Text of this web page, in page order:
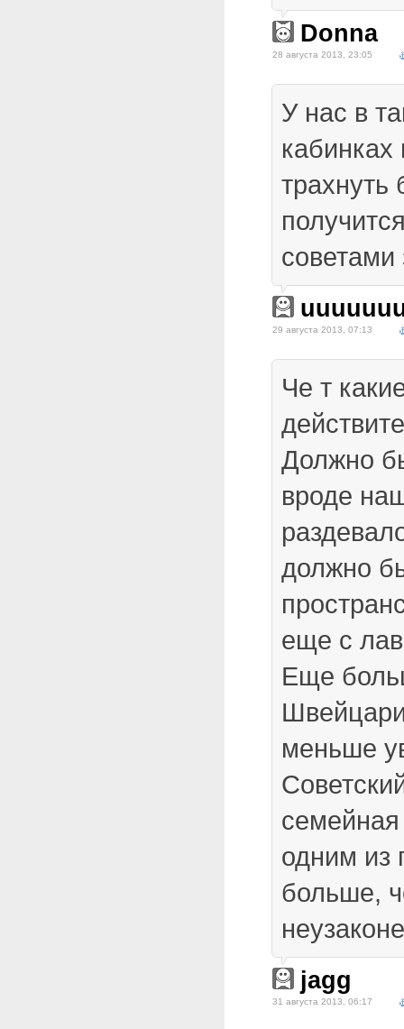
Donna
28 августа 2013, 23:05
У нас в
трахнуть
советами
29 августа 2013, 07:13
Че т
Должно
вроде
должно
еще с
Еще
меньше
одним из
больше,
jagg
31 августа 2013, 06:17